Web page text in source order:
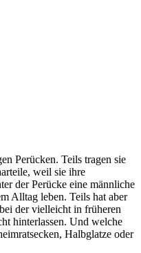
Perücken. Teils tragen sie
weil sie ihre
der Perücke eine männliche
Alltag leben. Teils hat aber
der vielleicht in früheren
hinterlassen. Und welche
Halbglatze oder